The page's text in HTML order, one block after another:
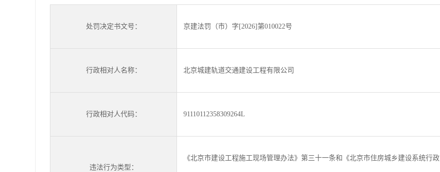
处罚决定书文号： 京建法罚（市）字[2026]第010022号
行政相对人名称： 北京城建轨道交通建设工程有限公司
行政相对人代码： 91110112358309264L
违法行为类型：
《北京市建设工程施工现场管理办法》第三十一条和《北京市住房城乡建设系统行政